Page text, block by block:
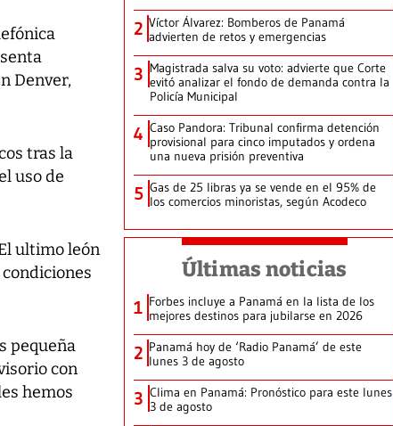
Denver,
tras la
uso de
ultimo león
pequeña
con
hemos
2 Víctor Álvarez: Bomberos de Panamá
advierten de retos y emergencias
3 Magistrada salva su voto: advierte que Corte
evitó analizar el fondo de demanda contra la
Policía Municipal
4 Caso Pandora: Tribunal confirma detención
provisional para cinco imputados y ordena
una nueva prisión preventiva
5 Gas de 25 libras ya se vende en el 95% de
los comercios minoristas, según Acodeco
Últimas noticias
1 Forbes incluye a Panamá en la lista de los
mejores destinos para jubilarse en 2026
2 Panamá hoy de ‘Radio Panamá’ de este
lunes 3 de agosto
3 Clima en Panamá: Pronóstico para este lunes
3 de agosto